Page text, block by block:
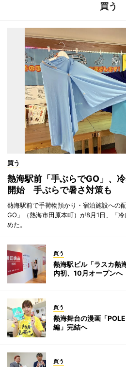
買う
買う
熱海駅前「手ぶらでGO」、
開始 手ぶらで暑さ対策も
熱海駅前で手荷物預かり・宿泊施設への
GO」（熱海市田原本町）が8月1日、「
めた。
買う
熱海駅ビル「ラスカ
内初、10月オープンへ
買う
熱海舞台の漫画「
編」完結へ
買う